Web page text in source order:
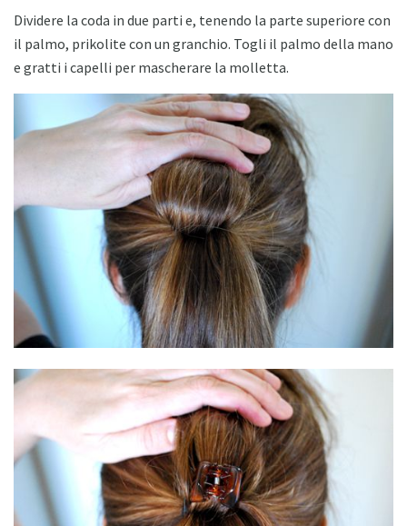
Dividere la coda in due parti e, tenendo la parte superiore con
il palmo, prikolite con un granchio. Togli il palmo della mano
e gratti i capelli per mascherare la molletta.